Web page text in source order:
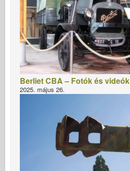
Berliet CBA – Fotók és videók
2025. május 26.